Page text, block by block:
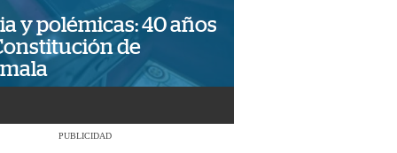
y polémicas: 40 años
de
PUBLICIDAD